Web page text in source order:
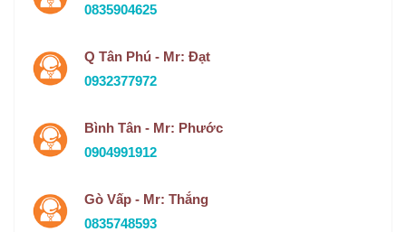
0835904625
Q Tân Phú - Mr: Đạt
0932377972
Bình Tân - Mr: Phước
0904991912
Gò Vấp - Mr: Thắng
0835748593